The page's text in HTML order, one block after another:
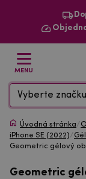
MENU
Vyberte
Úvodná stránka/
iPhone SE (2022)/
Geometric gélový
Geometric